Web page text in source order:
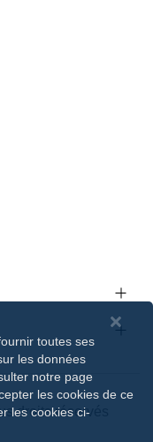
droits réservés
toutes ses
les données
notre page
les cookies de ce
les cookies ci-